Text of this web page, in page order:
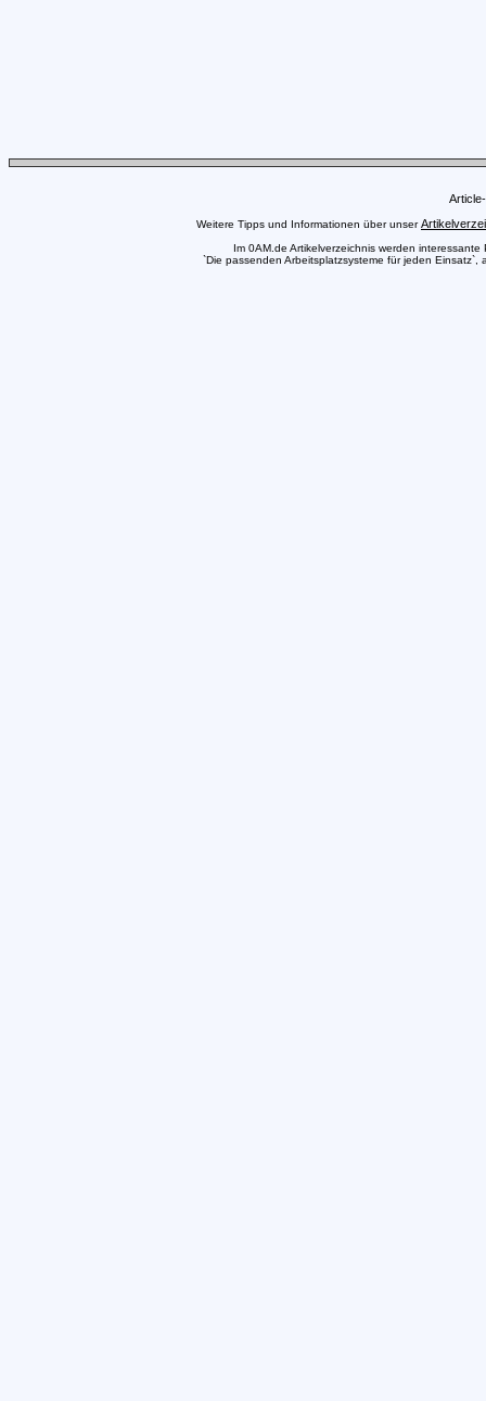
Weitere Tipps und Informationen über unser
Im 0AM.de Artikelverzeichnis werden
`Die passenden Arbeitsplatzsysteme für jeden